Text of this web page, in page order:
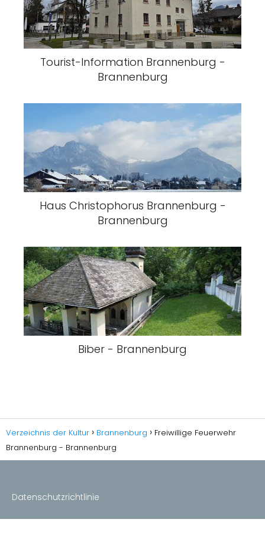
Tourist-Information Brannenburg -
Brannenburg
Haus Christophorus Brannenburg -
Brannenburg
Biber - Brannenburg
Verzeichnis der Kultur Brannenburg
Freiwillige Feuerwehr
Brannenburg - Brannenburg
Datenschutzrichtlinie